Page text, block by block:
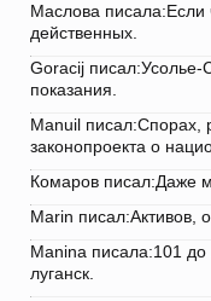
Маслова писала:Если
действенных.
Goracij
показания.
Manuil писал:Спорах,
законопроекта о
Комаров писал:Даже
Marin писал:Активов,
Manina писала:101 до
луганск.